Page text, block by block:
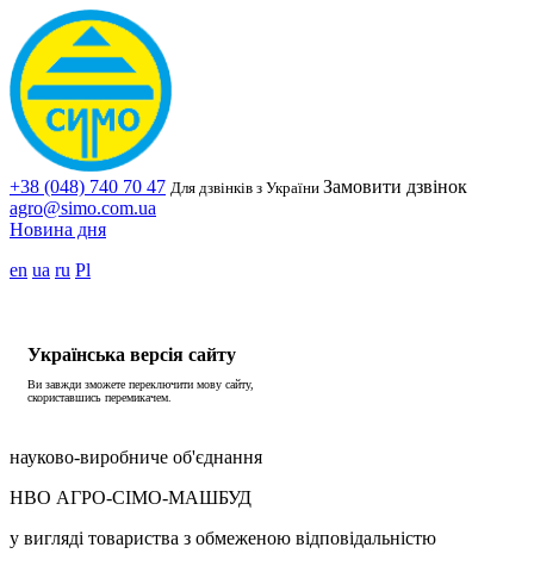
+38 (048) 740 70 47 Для дзвінків з України Замовити дзвінок
agro@simo.com.ua
Новина дня
en ua ru Pl
Українська версія сайту
Ви завжди зможете переключити мову сайту,
скориставшись перемикачем.
науково-виробниче об'єднання
НВО АГРО-СІМО-МАШБУД
у вигляді товариства з обмеженою відповідальністю